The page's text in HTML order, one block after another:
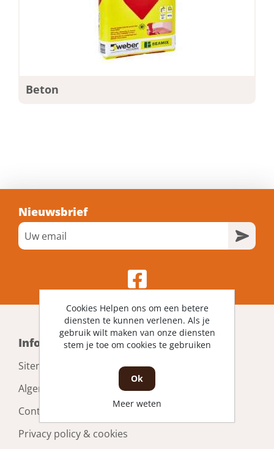
Beton
Nieuwsbrief
Informatie
Sitemap
Algemene voorwaarden consumenten
Contact
Privacy policy & cookies
Cookies Helpen ons om een betere
diensten te kunnen verlenen. Als je
gebruik wilt maken van onze diensten
stem je toe om cookies te gebruiken
Ok
Meer weten